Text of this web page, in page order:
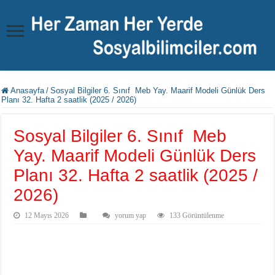
Anasayfa / Sosyal Bilgiler 6. Sınıf Meb Yay. Maarif Modeli Günlük Ders
Planı 32. Hafta 2 saatlik (2025 / 2026)
Sosyal Bilgiler 6. Sınıf Meb
Yay. Maarif Modeli Günlük Ders
Planı 32. Hafta 2 saatlik (2025 /
2026)
12 Mayıs 2026 yorum yap 133 Görüntülenme